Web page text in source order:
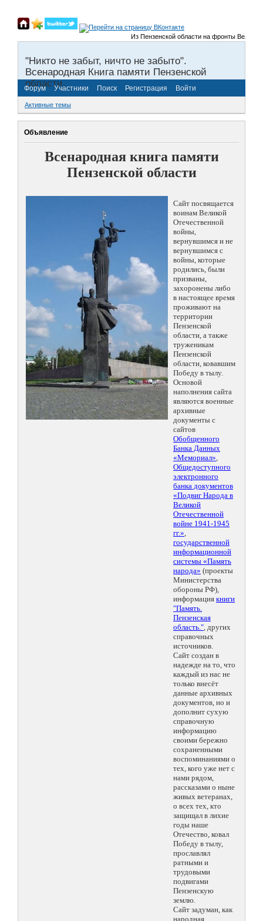
Из Пензенской области на фронты
"Никто не забыт, ничто не забыто".
Всенародная Книга памяти Пензенской
области.
Форум Участники Поиск Регистрация Войти
Активные темы
Объявление
Всенародная книга памяти
Пензенской области
Сайт посвящается
воинам Великой
Отечественной
войны,
вернувшимся и не
вернувшимся с
войны, которые
родились, были
призваны,
захоронены либо
в настоящее время
проживают на
территории
Пензенской
области, а также
труженикам
Пензенской
области, ковавшим
Победу в тылу.
Основой
наполнения сайта
являются военные
архивные
документы с
сайтов
Обобщенного
Банка Данных
«Мемориал»,
Общедоступного
электронного
банка документов
«Подвиг Народа в
Великой
Отечественной
войне 1941-1945
гг.»,
государственной
информационной
системы «Память
народа» (проекты
Министерства
обороны РФ),
информация книги
"Память.
Пензенская
область.", других
справочных
источников.
Сайт создан в
надежде на то, что
каждый из нас не
только внесёт
данные архивных
документов, но и
дополнит сухую
справочную
информацию
своими бережно
сохраненными
воспоминаниями о
тех, кого уже нет с
нами рядом,
рассказами о ныне
живых ветеранах,
о всех тех, кто
защищал в лихие
годы наше
Отечество, ковал
Победу в тылу,
прославлял
ратными и
трудовыми
подвигами
Пензенскую
землю.
Сайт задуман, как
народная